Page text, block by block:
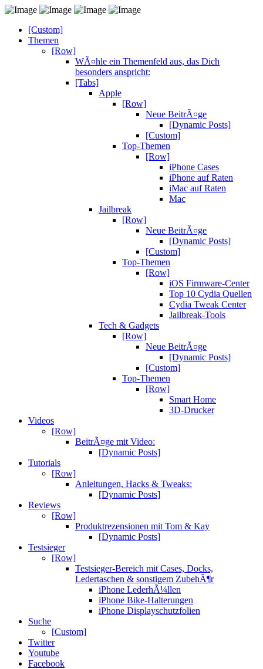
[Custom]
Themen
[Row]
WÃ¤hle ein Themenfeld aus, das Dich
besonders anspricht:
[Tabs]
Apple
[Row]
Neue BeitrÃ¤ge
[Dynamic Posts]
[Custom]
Top-Themen
[Row]
iPhone Cases
iPhone auf Raten
iMac auf Raten
Mac
Jailbreak
[Row]
Neue BeitrÃ¤ge
[Dynamic Posts]
[Custom]
Top-Themen
[Row]
iOS Firmware-Center
Top 10 Cydia Quellen
Cydia Tweak Center
Jailbreak-Tools
Tech & Gadgets
[Row]
Neue BeitrÃ¤ge
[Dynamic Posts]
[Custom]
Top-Themen
[Row]
Smart Home
3D-Drucker
Videos
[Row]
BeitrÃ¤ge mit Video:
[Dynamic Posts]
Tutorials
[Row]
Anleitungen, Hacks & Tweaks:
[Dynamic Posts]
Reviews
[Row]
Produktrezensionen mit Tom & Kay
[Dynamic Posts]
Testsieger
[Row]
Testsieger-Bereich mit Cases, Docks,
Ledertaschen & sonstigem ZubehÃ¶r
iPhone LederhÃ¼llen
iPhone Bike-Halterungen
iPhone Displayschutzfolien
Suche
[Custom]
Twitter
Youtube
Facebook